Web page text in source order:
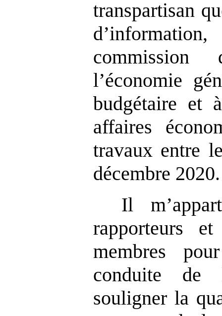
transpartisan
l’économie
budgétaire et
affaires
travaux entre
décembre 2020.
Il
rapporteurs
membres
conduite
souligner la